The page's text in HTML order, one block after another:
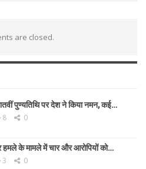
are closed.
पुण्यतिथि पर देश ने किया नमन, कई…
8 0
हमले के मामले में चार और आरोपियों को…
3 0